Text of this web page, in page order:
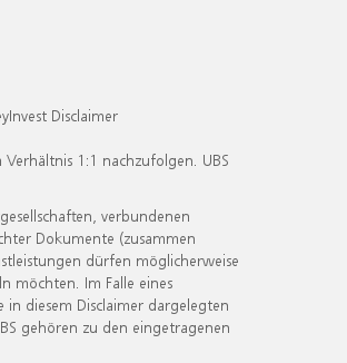
Disclaimer
1:1 nachzufolgen. UBS
verbundenen
Dokumente (zusammen
dürfen möglicherweise
möchten. Im Falle eines
diesem Disclaimer dargelegten
gehören zu den eingetragenen